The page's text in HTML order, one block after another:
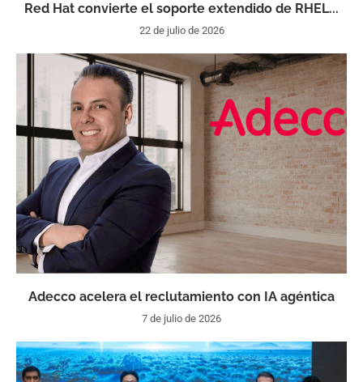
Red Hat convierte el soporte extendido de RHEL...
22 de julio de 2026
Adecco acelera el reclutamiento con IA agéntica
7 de julio de 2026